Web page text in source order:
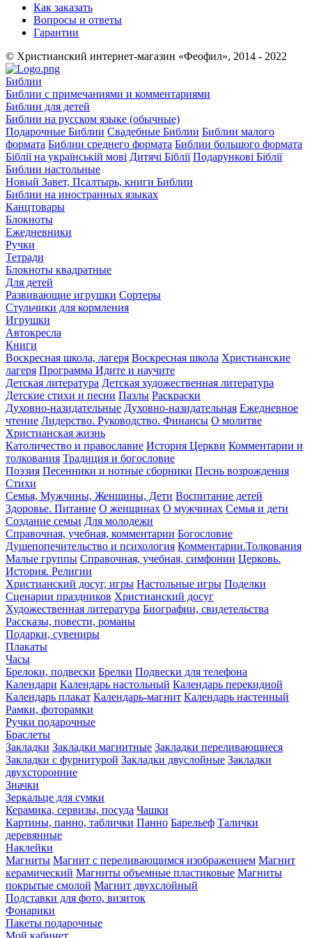
Как заказать
Вопросы и ответы
Гарантии
© Христианский интернет-магазин «Феофил», 2014 - 2022
Библии
Библии с примечаниями и комментариями
Библии для детей
Библии на русском языке (обычные)
Подарочные Библии Свадебные Библии Библии малого
формата Библии среднего формата Библии большого формата
Біблії на українській мові Дитячі Біблії Подарункові Біблії
Библии настольные
Новый Завет, Псалтырь, книги Библии
Библии на иностранных языках
Канцтовары
Блокноты
Ежедневники
Ручки
Тетради
Блокноты квадратные
Для детей
Развивающие игрушки Сортеры
Стульчики для кормления
Игрушки
Автокресла
Книги
Воскресная школа, лагеря Воскресная школа Христианские
лагеря Программа Идите и научите
Детская литература Детская художественная литература
Детские стихи и песни Пазлы Раскраски
Духовно-назидательные Духовно-назидательная Ежедневное
чтение Лидерство. Руководство. Финансы О молитве
Христианская жизнь
Католичество и православие История Церкви Комментарии и
толкования Традиция и богословие
Поэзия Песенники и нотные сборники Песнь возрождения
Стихи
Семья, Мужчины, Женщины, Дети Воспитание детей
Здоровье. Питание О женщинах О мужчинах Семья и дети
Создание семьи Для молодежи
Справочная, учебная, комментарии Богословие
Душепопечительство и психология Комментарии.Толкования
Малые группы Справочная, учебная, симфонии Церковь.
История. Религии
Христианский досуг, игры Настольные игры Поделки
Сценарии праздников Христианский досуг
Художественная литература Биографии, свидетельства
Рассказы, повести, романы
Подарки, сувениры
Плакаты
Часы
Брелоки, подвески Брелки Подвески для телефона
Календари Календарь настольный Календарь перекидной
Календарь плакат Календарь-магнит Календарь настенный
Рамки, фоторамки
Ручки подарочные
Браслеты
Закладки Закладки магнитные Закладки переливающиеся
Закладки с фурнитурой Закладки двуслойные Закладки
двухсторонние
Значки
Зеркальце для сумки
Керамика, сервизы, посуда Чашки
Картины, панно, таблички Панно Барельеф Талички
деревянные
Наклейки
Магниты Магнит с переливающимся изображением Магнит
керамический Магниты объемные пластиковые Магниты
покрытые смолой Магнит двухслойный
Подставки для фото, визиток
Фонарики
Пакеты подарочные
Мой кабинет